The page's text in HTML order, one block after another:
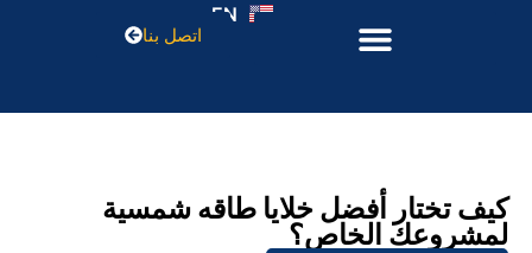
EN
اتصل بنا
كيف تختار أفضل خلايا طاقه شمسية
لمشروعك الخاص؟